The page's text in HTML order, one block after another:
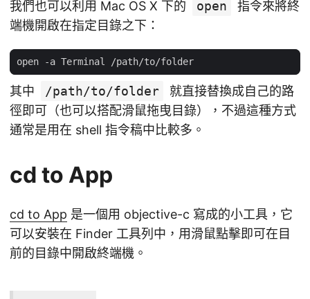
我們也可以利用 Mac OS X 下的 open
指令來將終
端機開啟在指定目錄之下：
其中 /path/to/folder
就直接替換成自己的路
徑即可（也可以搭配滑鼠拖曳目錄），不過這種方式
通常是用在 shell 指令稿中比較多。
cd to App
cd to App 是一個用 objective-c 寫成的小工具，它
可以安裝在 Finder 工具列中，用滑鼠點擊即可在目
前的目錄中開啟終端機。